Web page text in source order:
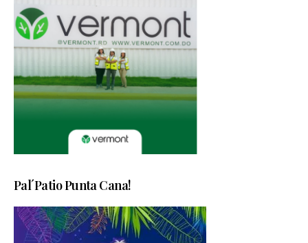
Pal´Patio Punta Cana!